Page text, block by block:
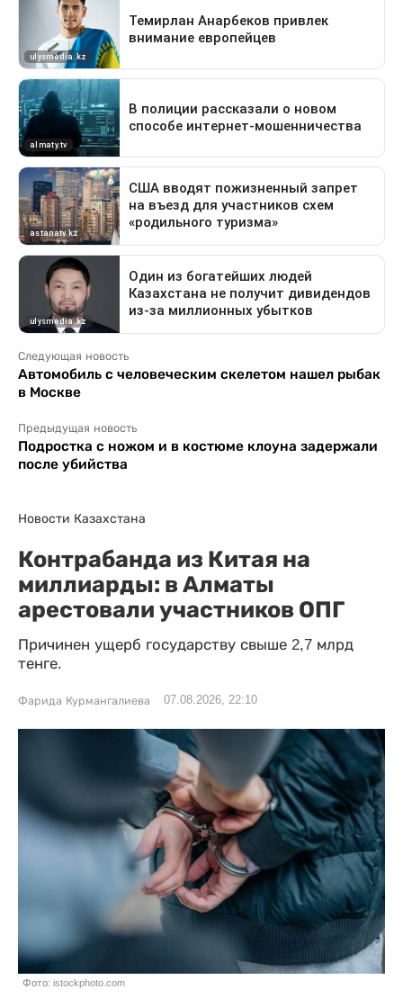
Следующая новость
Автомобиль с человеческим скелетом нашел рыбак
в Москве
Предыдущая новость
Подростка с ножом и в костюме клоуна задержали
после убийства
Новости Казахстана
Контрабанда из Китая на
миллиарды: в Алматы
арестовали участников ОПГ
Причинен ущерб государству свыше 2,7 млрд
тенге.
Фарида Курмангалиева 07.08.2026, 22:10
Фото: istockphoto.com